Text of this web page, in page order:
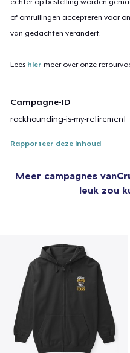
echter op bestelling worden
of omruilingen accepteren voor
van gedachten verandert.
Lees hier meer over onze
Campagne-ID
rockhounding-is-my-retirement
Rapporteer deze inhoud
Meer campagnes van
leuk zou